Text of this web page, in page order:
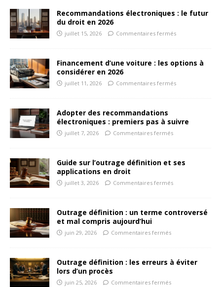
Recommandations électroniques : le futur
du droit en 2026
juillet 15, 2026 Commentaires fermés
Financement d’une voiture : les options à
considérer en 2026
juillet 11, 2026 Commentaires fermés
Adopter des recommandations
électroniques : premiers pas à suivre
juillet 7, 2026 Commentaires fermés
Guide sur l’outrage définition et ses
applications en droit
juillet 3, 2026 Commentaires fermés
Outrage définition : un terme controversé
et mal compris aujourd’hui
juin 29, 2026 Commentaires fermés
Outrage définition : les erreurs à éviter
lors d’un procès
juin 25, 2026 Commentaires fermés